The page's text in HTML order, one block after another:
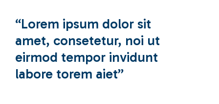
“Lorem ipsum dolor sit
amet, consetetur, noi ut
eirmod tempor invidunt
labore torem aiet”